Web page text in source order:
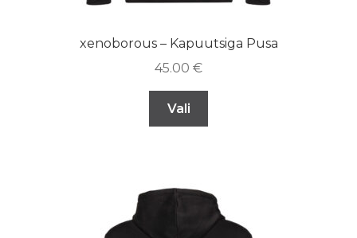
xenoborous – Kapuutsiga Pusa
45.00 €
Vali